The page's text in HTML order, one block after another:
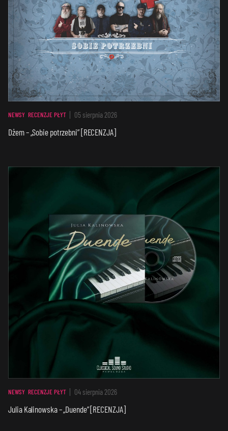
NEWSY RECENZJE PŁYT 05 sierpnia 2026
Dżem – „Sobie potrzebni” [RECENZJA]
NEWSY RECENZJE PŁYT 04 sierpnia 2026
Julia Kalinowska – „Duende” [RECENZJA]